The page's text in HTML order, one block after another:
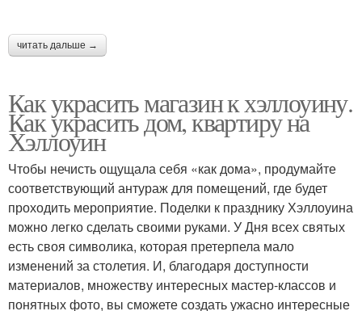
читать дальше →
Как украсить магазин к хэллоуину.
Как украсить дом, квартиру на
Хэллоуин
Чтобы нечисть ощущала себя «как дома», продумайте
соответствующий антураж для помещений, где будет
проходить мероприятие. Поделки к празднику Хэллоуина
можно легко сделать своими руками. У Дня всех святых
есть своя символика, которая претерпела мало
изменений за столетия. И, благодаря доступности
материалов, множеству интересных мастер-классов и
понятных фото, вы сможете создать ужасно интересные